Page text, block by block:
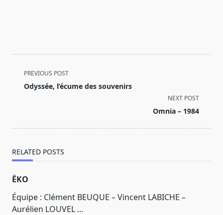
<span
class="nav-
text">Page</span>
PREVIOUS POST
Odyssée, l’écume des souvenirs
NEXT POST
Omnia – 1984
RELATED POSTS
ËKO
Équipe : Clément BEUQUE – Vincent LABICHE –
Aurélien LOUVEL ...